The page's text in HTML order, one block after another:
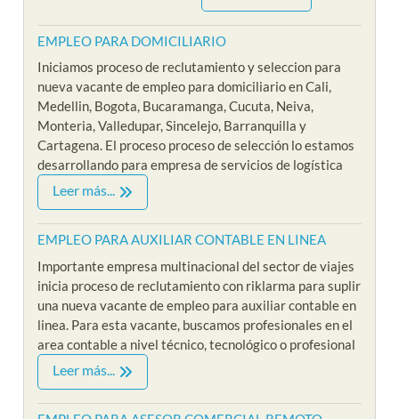
EMPLEO PARA DOMICILIARIO
Iniciamos proceso de reclutamiento y seleccion para
nueva vacante de empleo para domiciliario en Cali,
Medellin, Bogota, Bucaramanga, Cucuta, Neiva,
Monteria, Valledupar, Sincelejo, Barranquilla y
Cartagena. El proceso proceso de selección lo estamos
desarrollando para empresa de servicios de logística
Leer más...
EMPLEO PARA AUXILIAR CONTABLE EN LINEA
Importante empresa multinacional del sector de viajes
inicia proceso de reclutamiento con riklarma para suplir
una nueva vacante de empleo para auxiliar contable en
linea. Para esta vacante, buscamos profesionales en el
area contable a nivel técnico, tecnológico o profesional
Leer más...